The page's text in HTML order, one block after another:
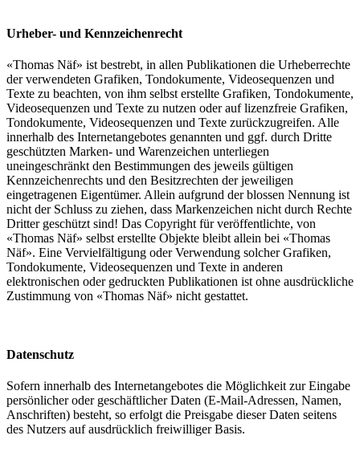
Urheber- und Kennzeichenrecht
«Thomas Näf» ist bestrebt, in allen Publikationen die Urheberrechte
der verwendeten Grafiken, Tondokumente, Videosequenzen und
Texte zu beachten, von ihm selbst erstellte Grafiken, Tondokumente,
Videosequenzen und Texte zu nutzen oder auf lizenzfreie Grafiken,
Tondokumente, Videosequenzen und Texte zurückzugreifen. Alle
innerhalb des Internetangebotes genannten und ggf. durch Dritte
geschützten Marken- und Warenzeichen unterliegen
uneingeschränkt den Bestimmungen des jeweils gültigen
Kennzeichenrechts und den Besitzrechten der jeweiligen
eingetragenen Eigentümer. Allein aufgrund der blossen Nennung ist
nicht der Schluss zu ziehen, dass Markenzeichen nicht durch Rechte
Dritter geschützt sind! Das Copyright für veröffentlichte, von
«Thomas Näf» selbst erstellte Objekte bleibt allein bei «Thomas
Näf». Eine Vervielfältigung oder Verwendung solcher Grafiken,
Tondokumente, Videosequenzen und Texte in anderen
elektronischen oder gedruckten Publikationen ist ohne ausdrückliche
Zustimmung von «Thomas Näf» nicht gestattet.
Datenschutz
Sofern innerhalb des Internetangebotes die Möglichkeit zur Eingabe
persönlicher oder geschäftlicher Daten (E-Mail-Adressen, Namen,
Anschriften) besteht, so erfolgt die Preisgabe dieser Daten seitens
des Nutzers auf ausdrücklich freiwilliger Basis.